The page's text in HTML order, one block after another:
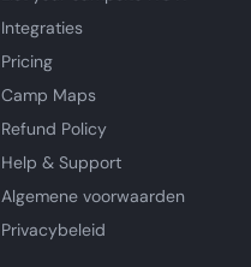
Integraties
Pricing
Camp Maps
Refund Policy
Help & Support
Algemene voorwaarden
Privacybeleid